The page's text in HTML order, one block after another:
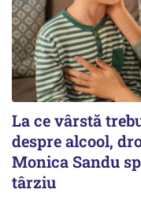
La ce vârstă
despre alcool,
Monica Sandu
târziu